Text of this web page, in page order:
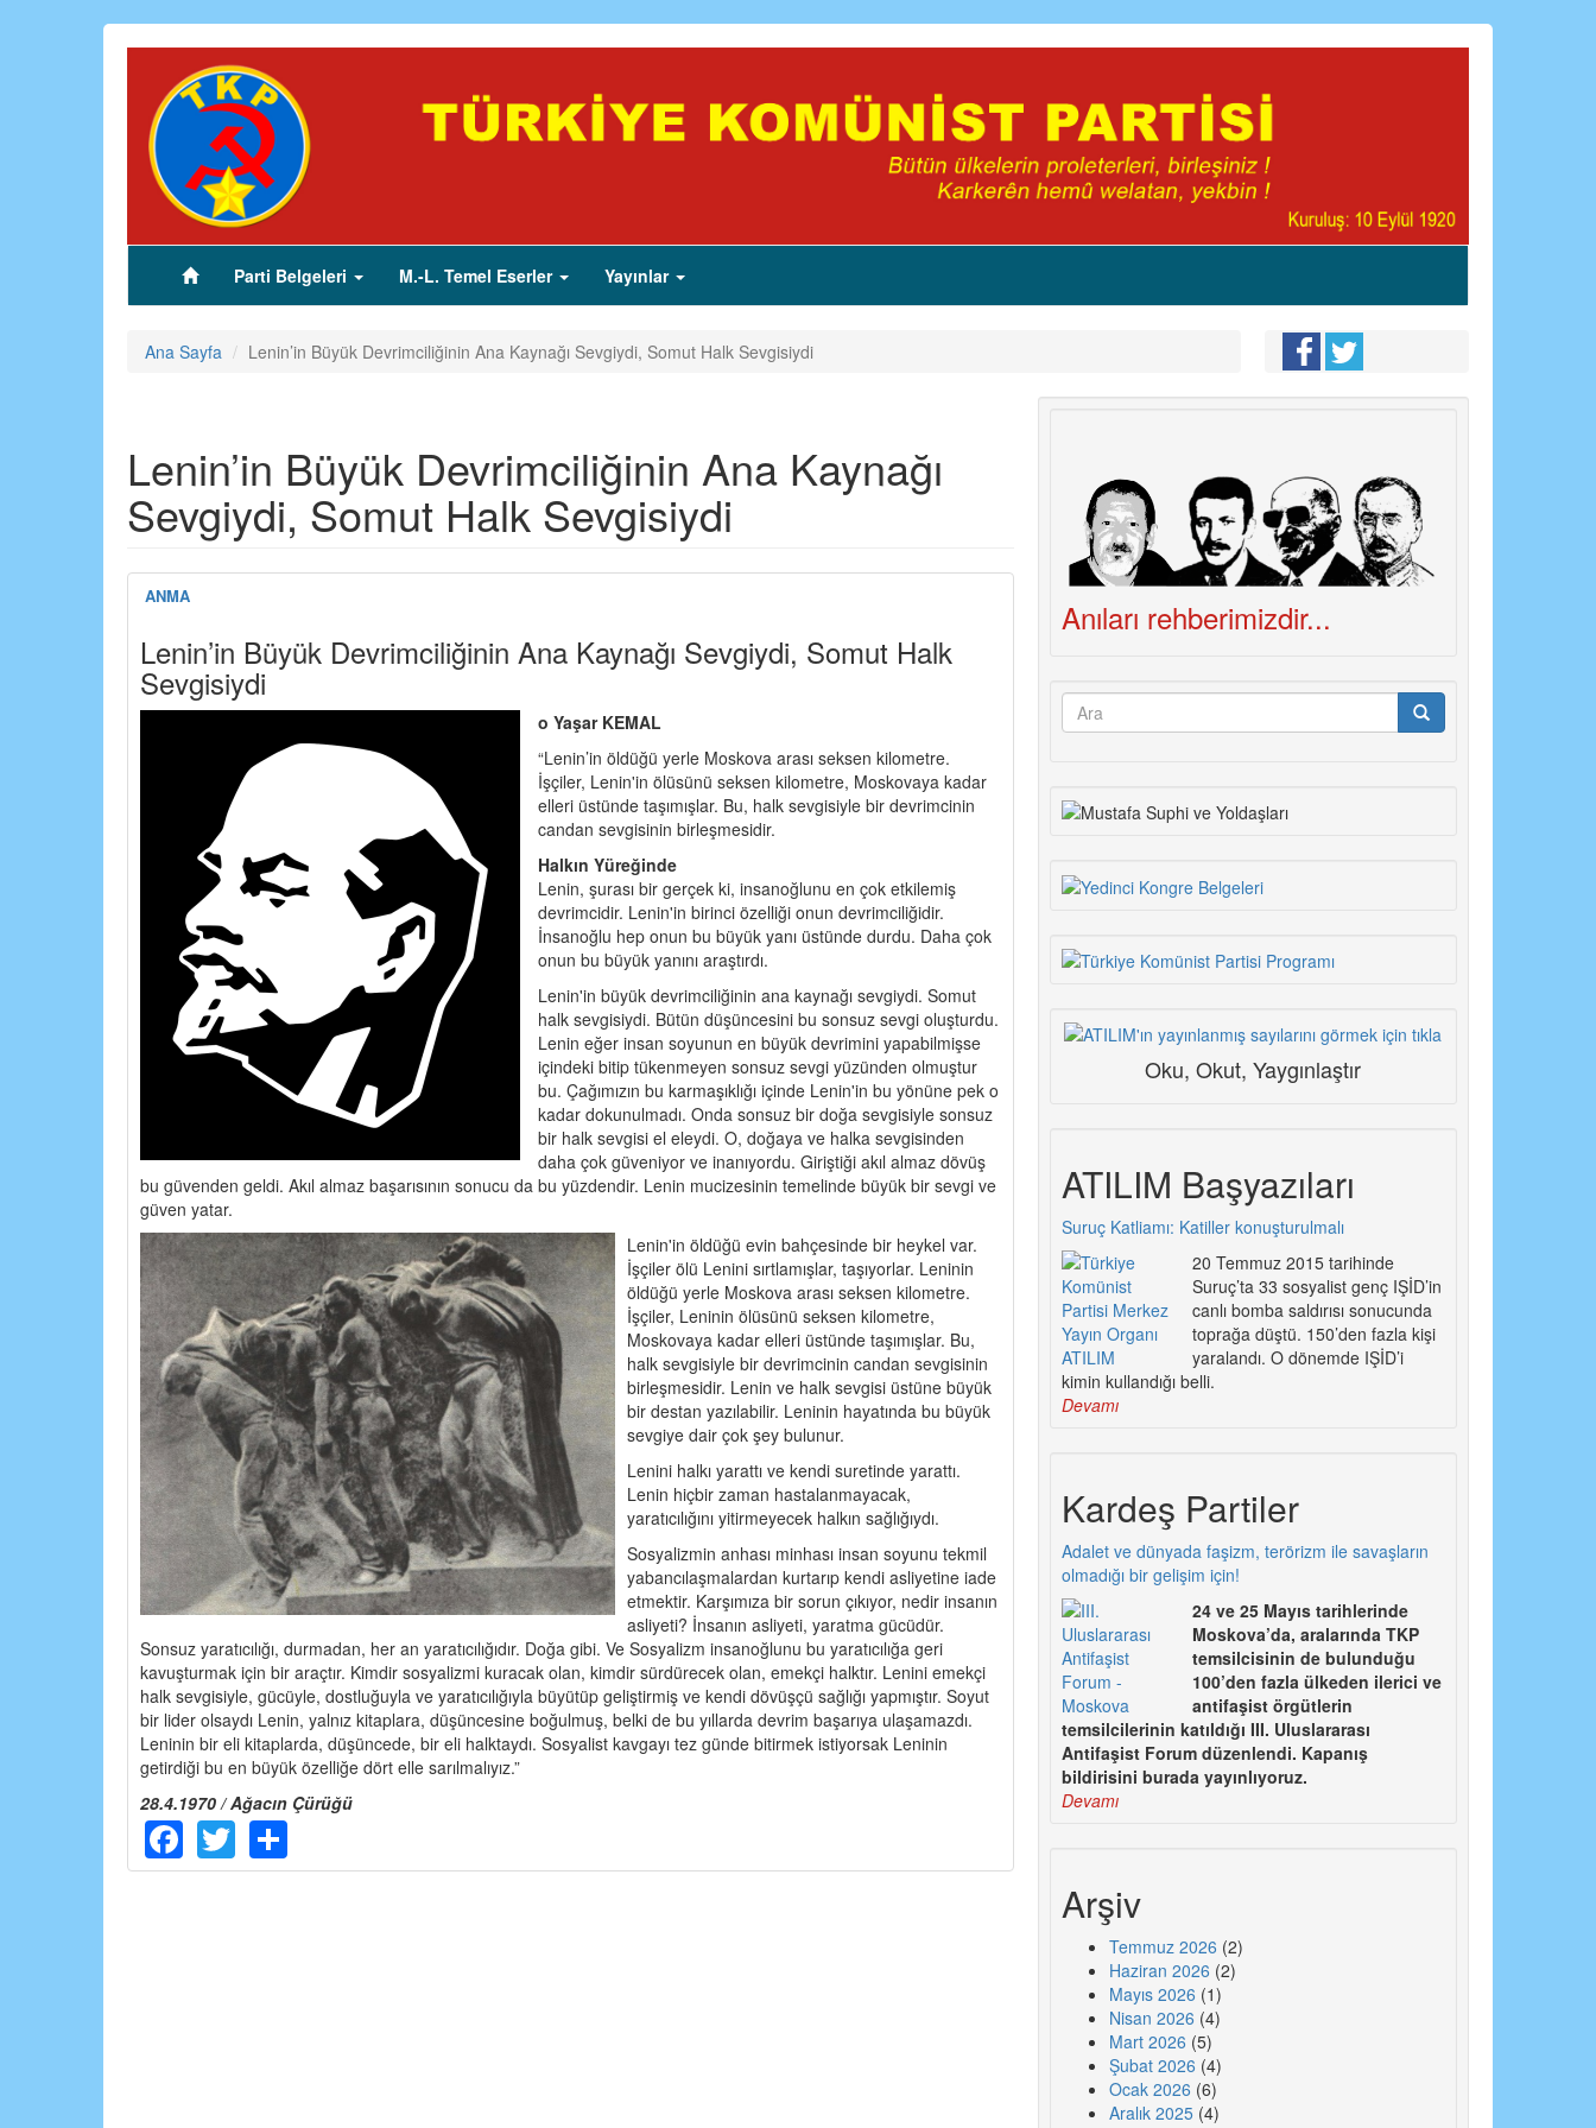
(current)Parti Belgeleri M.-L. Temel Eserler Yayınlar
Ana Sayfa Lenin’in Büyük Devrimciliğinin Ana Kaynağı Sevgiydi, Somut Halk Sevgisiydi
Lenin’in Büyük Devrimciliğinin Ana Kaynağı
Sevgiydi, Somut Halk Sevgisiydi
ANMA
Lenin’in Büyük Devrimciliğinin Ana Kaynağı Sevgiydi, Somut Halk
Sevgisiydi
o Yaşar KEMAL
“Lenin’in öldüğü yerle Moskova arası seksen kilometre.
İşçiler, Lenin'in ölüsünü seksen kilometre, Moskovaya kadar
elleri üstünde taşımışlar. Bu, halk sevgisiyle bir devrimcinin
candan sevgisinin birleşmesidir.
Halkın Yüreğinde
Lenin, şurası bir gerçek ki, insanoğlunu en çok etkilemiş
devrimcidir. Lenin'in birinci özelliği onun devrimciliğidir.
İnsanoğlu hep onun bu büyük yanı üstünde durdu. Daha çok
onun bu büyük yanını araştırdı.
Lenin'in büyük devrimciliğinin ana kaynağı sevgiydi. Somut
halk sevgisiydi. Bütün düşüncesini bu sonsuz sevgi oluşturdu.
Lenin eğer insan soyunun en büyük devrimini yapabilmişse
içindeki bitip tükenmeyen sonsuz sevgi yüzünden olmuştur
bu. Çağımızın bu karmaşıklığı içinde Lenin'in bu yönüne pek o
kadar dokunulmadı. Onda sonsuz bir doğa sevgisiyle sonsuz
bir halk sevgisi el eleydi. O, doğaya ve halka sevgisinden
daha çok güveniyor ve inanıyordu. Giriştiği akıl almaz dövüş
bu güvenden geldi. Akıl almaz başarısının sonucu da bu yüzdendir. Lenin mucizesinin temelinde büyük bir sevgi ve
güven yatar.
Lenin'in öldüğü evin bahçesinde bir heykel var.
İşçiler ölü Lenini sırtlamışlar, taşıyorlar. Leninin
öldüğü yerle Moskova arası seksen kilometre.
İşçiler, Leninin ölüsünü seksen kilometre,
Moskovaya kadar elleri üstünde taşımışlar. Bu,
halk sevgisiyle bir devrimcinin candan sevgisinin
birleşmesidir. Lenin ve halk sevgisi üstüne büyük
bir destan yazılabilir. Leninin hayatında bu büyük
sevgiye dair çok şey bulunur.
Lenini halkı yarattı ve kendi suretinde yarattı.
Lenin hiçbir zaman hastalanmayacak,
yaratıcılığını yitirmeyecek halkın sağlığıydı.
Sosyalizmin anhası minhası insan soyunu tekmil
yabancılaşmalardan kurtarıp kendi asliyetine iade
etmektir. Karşımıza bir sorun çıkıyor, nedir insanın
asliyeti? İnsanın asliyeti, yaratma gücüdür.
Sonsuz yaratıcılığı, durmadan, her an yaratıcılığıdır. Doğa gibi. Ve Sosyalizm insanoğlunu bu yaratıcılığa geri
kavuşturmak için bir araçtır. Kimdir sosyalizmi kuracak olan, kimdir sürdürecek olan, emekçi halktır. Lenini emekçi
halk sevgisiyle, gücüyle, dostluğuyla ve yaratıcılığıyla büyütüp geliştirmiş ve kendi dövüşçü sağlığı yapmıştır. Soyut
bir lider olsaydı Lenin, yalnız kitaplara, düşüncesine boğulmuş, belki de bu yıllarda devrim başarıya ulaşamazdı.
Leninin bir eli kitaplarda, düşüncede, bir eli halktaydı. Sosyalist kavgayı tez günde bitirmek istiyorsak Leninin
getirdiği bu en büyük özelliğe dört elle sarılmalıyız.”
28.4.1970 / Ağacın Çürüğü
Facebook
Twitter
Anıları rehberimizdir...
Arama
Oku, Okut, Yaygınlaştır
ATILIM Başyazıları
Suruç Katliamı: Katiller konuşturulmalı
20 Temmuz 2015 tarihinde
Suruç’ta 33 sosyalist genç IŞİD’in
canlı bomba saldırısı sonucunda
toprağa düştü. 150’den fazla kişi
yaralandı. O dönemde IŞİD’i
kimin kullandığı belli.
Devamı
Kardeş Partiler
Adalet ve dünyada faşizm, terörizm ile savaşların
olmadığı bir gelişim için!
24 ve 25 Mayıs tarihlerinde
Moskova’da, aralarında TKP
temsilcisinin de bulunduğu
100’den fazla ülkeden ilerici ve
antifaşist örgütlerin
temsilcilerinin katıldığı III. Uluslararası
Antifaşist Forum düzenlendi. Kapanış
bildirisini burada yayınlıyoruz.
Devamı
Arşiv
Temmuz 2026 (2)
Haziran 2026 (2)
Mayıs 2026 (1)
Nisan 2026 (4)
Mart 2026 (5)
Şubat 2026 (4)
Ocak 2026 (6)
Aralık 2025(4)